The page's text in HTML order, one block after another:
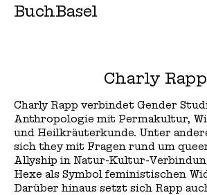
BuchBasel
Charly Rapp
Charly Rapp verbindet Gender
Anthropologie mit Permakultur,
und Heilkräuterkunde. Unter
sich they mit Fragen rund um
Allyship in Natur-Kultur-
Hexe als Symbol feministischen
Darüber hinaus setzt sich Rapp